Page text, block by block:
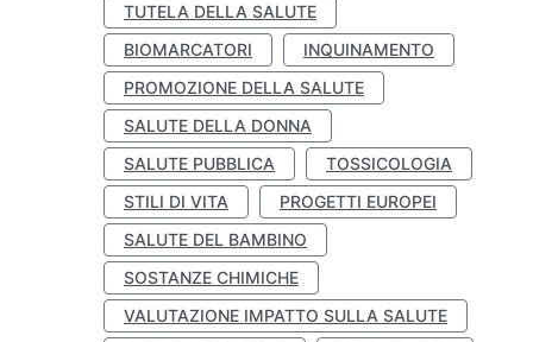
TUTELA DELLA SALUTE
BIOMARCATORI
INQUINAMENTO
PROMOZIONE DELLA SALUTE
SALUTE DELLA DONNA
SALUTE PUBBLICA
TOSSICOLOGIA
STILI DI VITA
PROGETTI EUROPEI
SALUTE DEL BAMBINO
SOSTANZE CHIMICHE
VALUTAZIONE IMPATTO SULLA SALUTE